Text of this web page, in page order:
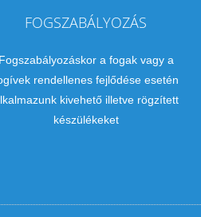
FOGSZABÁLYOZÁS
Fogszabályozáskor a fogak vagy a
rendellenes fejlődése esetén
kivehető illetve rögzített
készülékeket